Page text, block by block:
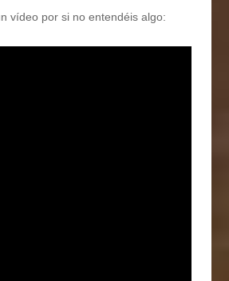
vídeo por si no entendéis algo: